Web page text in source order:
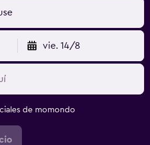
vie. 14/8
de momondo